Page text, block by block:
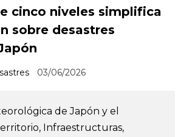
cinco niveles simplifica
sobre desastres
03/06/2026
de Japón y el
Infraestructuras,